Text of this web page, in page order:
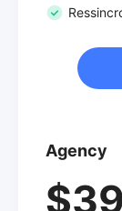
Agency